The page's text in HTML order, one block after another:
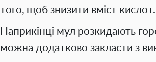
того, щоб знизити вміст кислот.
Наприкінці мул розкидають
можна додатково закласти з